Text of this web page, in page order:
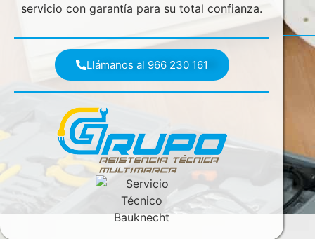
servicio con garantía para su total confianza.
Llámanos al 966 230 161